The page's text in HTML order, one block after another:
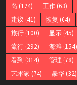
岛 (124) 工作(63)
建议 (41) 恢复 (64)
旅行(100) 显示(45)
流行(292) 海滩(154)
看到 (314) 管理 (78)
艺术家 (74) 豪华(32)